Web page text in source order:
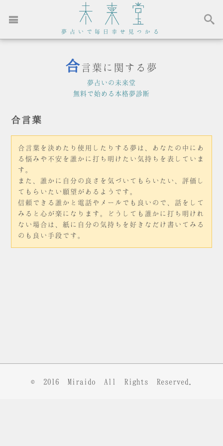
夢占いで毎日幸せ見つかる
合言葉に関する夢
夢占いの未来堂
無料で始める本格夢診断
合言葉
合言葉を決めたり使用したりする夢は、あなたの中にあ
る悩みや不安を誰かに打ち明けたい気持ちを表していま
す。
また、誰かに自分の良さを気づいてもらいたい、評価し
てもらいたい願望があるようです。
信頼できる誰かと電話やメールでも良いので、話をして
みると心が楽になります。どうしても誰かに打ち明けれ
ない場合は、紙に自分の気持ちを好きなだけ書いてみる
のも良い手段です。
© 2016 Miraido All Rights Reserved.